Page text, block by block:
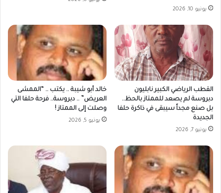
يونيو 10, 2026
القطب الرياضي الكبير نابليون
دبروسة لم يصعد للممتاز بالحظ..
بل صنع مجداً سيبقى في ذاكرة حلفا
الجديدة
يونيو 7, 2026
خالد أبو شيبة .. يكتب .. “الممشى
العريض” .. دبروسة.. فرحة حلفا التي
وصلت إلى الممتاز !
يونيو 5, 2026